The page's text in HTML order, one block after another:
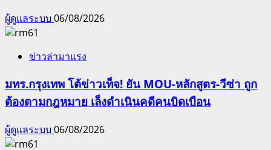
ผู้ดูแลระบบ 06/08/2026
ข่าวล่ามาแรง
มทร.กรุงเทพ โต้ข่าวเท็จ! ยัน MOU-หลักสูตร-วีซ่า ถูก
ต้องตามกฎหมาย เล็งดำเนินคดีคนบิดเบือน
ผู้ดูแลระบบ 06/08/2026